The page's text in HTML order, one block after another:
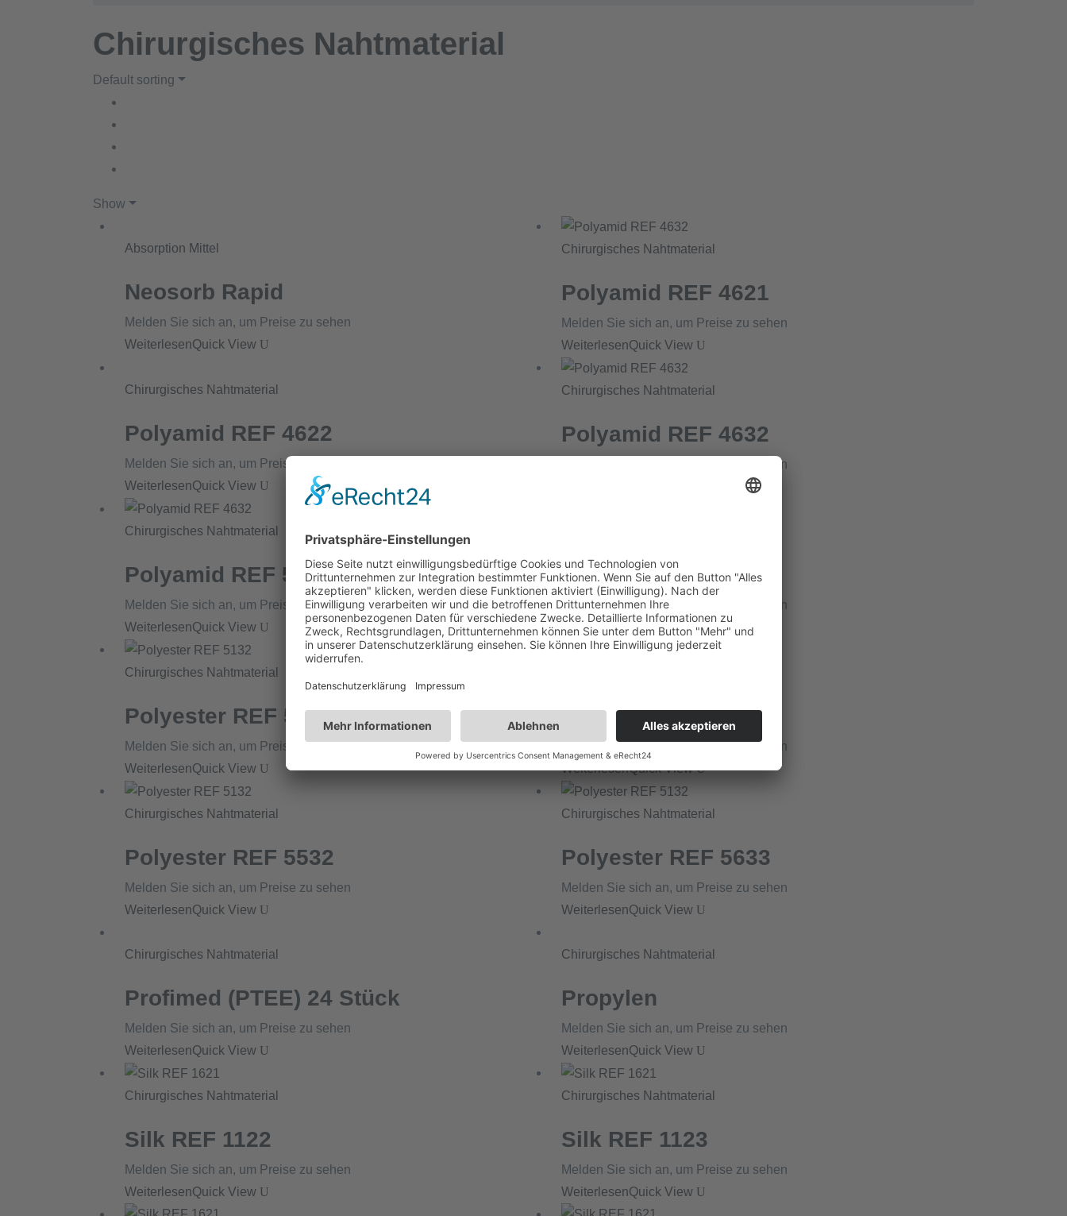
Chirurgisches Nahtmaterial
Default sorting
Show
Absorption Mittel
Neosorb Rapid
Melden Sie sich an, um Preise zu sehen
WeiterlesenQuick View
Chirurgisches Nahtmaterial
Polyamid REF 4621
Melden Sie sich an, um Preise zu sehen
WeiterlesenQuick View
Chirurgisches Nahtmaterial
Polyamid REF 4622
Melden Sie sich an, um Preise zu sehen
WeiterlesenQuick View
Chirurgisches Nahtmaterial
Polyamid REF 4632
Melden Sie sich an, um Preise zu sehen
Chirurgisches Nahtmaterial
Polyamid REF 5633
Melden Sie sich an, um Preise zu sehen
WeiterlesenQuick View
Polyester REF 5122
Melden Sie sich an, um Preise zu sehen
Weiterlesen Quick View
Chirurgisches Nahtmaterial
Polyester REF 5132
Melden Sie sich an, um Preise zu sehen
WeiterlesenQuick View
Polyester REF 5432
Melden Sie sich an, um Preise zu sehen
WeiterlesenQuick View
Chirurgisches Nahtmaterial
Polyester REF 5532
Melden Sie sich an, um Preise zu sehen
WeiterlesenQuick View
Chirurgisches Nahtmaterial
Polyester REF 5633
Melden Sie sich an, um Preise zu sehen
WeiterlesenQuick View
Chirurgisches Nahtmaterial
Profimed (PTEE) 24 Stück
Melden Sie sich an, um Preise zu sehen
WeiterlesenQuick View
Chirurgisches Nahtmaterial
Propylen
Melden Sie sich an, um Preise zu sehen
WeiterlesenQuick View
Chirurgisches Nahtmaterial
Silk REF 1122
Melden Sie sich an, um Preise zu sehen
WeiterlesenQuick View
Chirurgisches Nahtmaterial
Silk REF 1123
Melden Sie sich an, um Preise zu sehen
WeiterlesenQuick View